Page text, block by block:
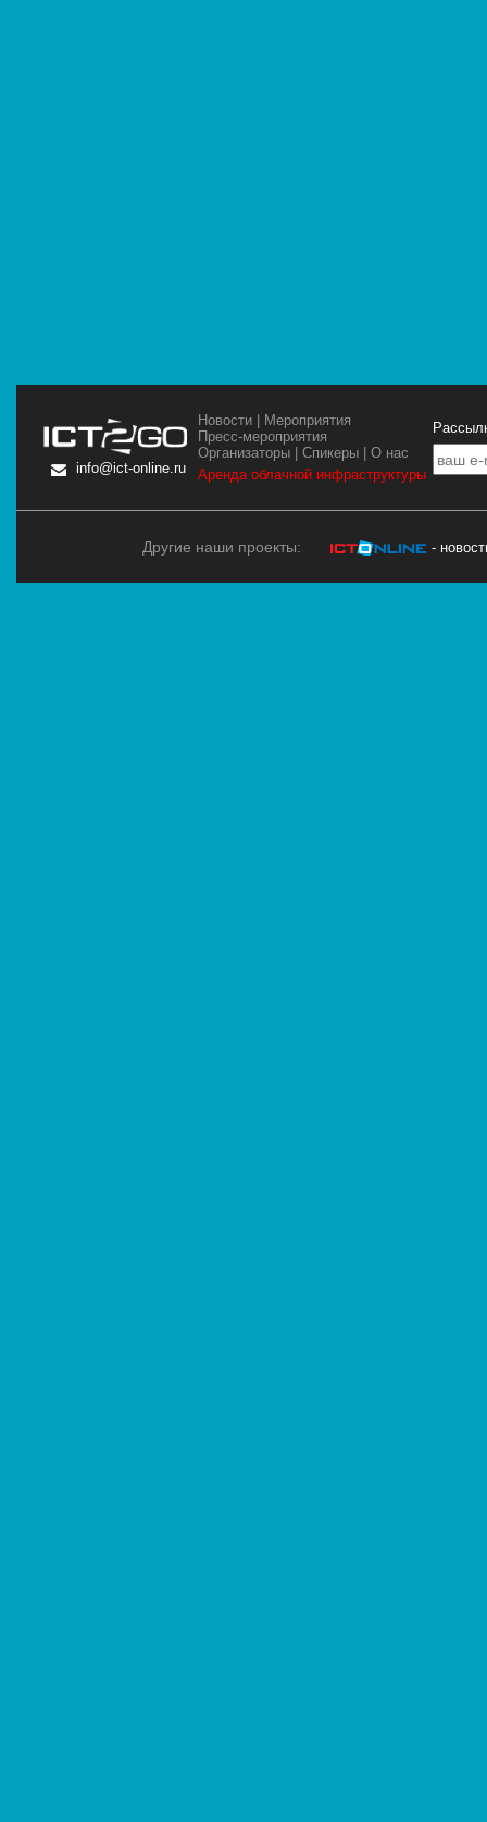
info@ict-online.ru
Новости
Мероприятия
Пресс-мероприятия
Организаторы |Спикеры |О нас
Аренда облачной инфраструктуры
Другие наши проекты: -